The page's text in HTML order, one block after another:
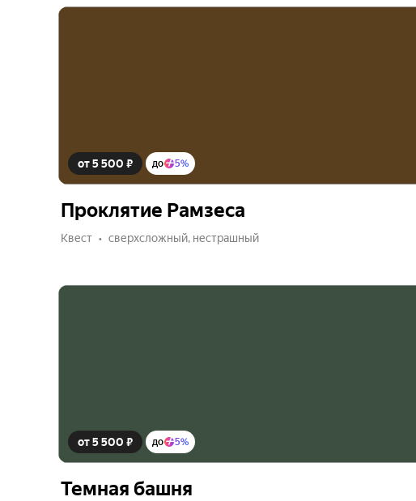
от 5 500 ₽ до 5%
Проклятие Рамзеса
Квест сверхсложный, нестрашный
от 5 500 ₽ до 5%
Темная башня